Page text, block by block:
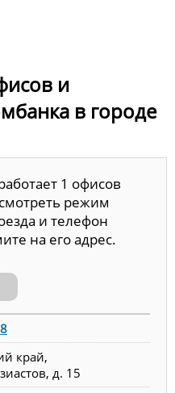
и
в городе
1 офисов
режим
и телефон
на его адрес.
край,
д. 15